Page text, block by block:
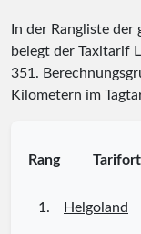
In der Rangliste
belegt der Taxitarif
351.
Kilometern im
Rang Tarifort
1. Helgoland